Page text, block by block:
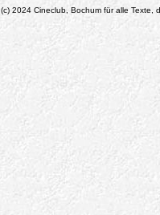
(c) 2024 Cineclub, Bochum für alle Texte,